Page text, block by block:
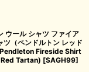
ウール シャツ ファイア
ツ（ペンドルトン レッド
Fireside Shirt
Tartan) [SAGH99]